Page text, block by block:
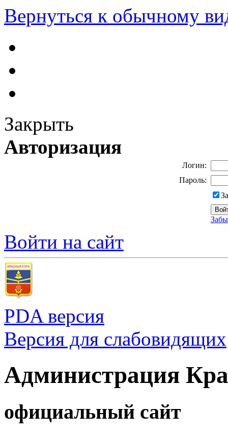
Вернуться к обычному
Закрыть
Авторизация
Логин:
Пароль:
Войти на сайт
PDA версия
Версия для слабовидящих
Администрация
официальный сайт